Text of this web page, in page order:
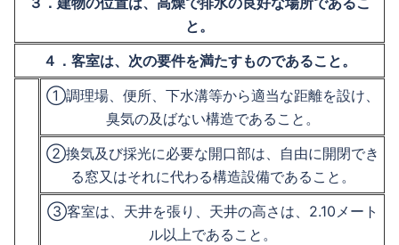
と。
４．客室は、次の要件を満たすものであること。
①調理場、便所、下水溝等から適当な距離を設け、
臭気の及ばない構造であること。
②換気及び採光に必要な開口部は、自由に開閉でき
る窓又はそれに代わる構造設備であること。
③客室は、天井を張り、天井の高さは、2.10メート
ル以上であること。